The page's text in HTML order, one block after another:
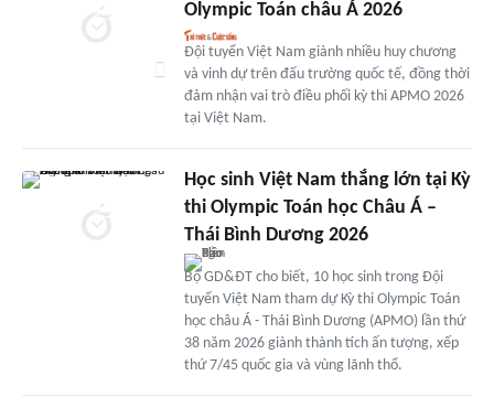
Olympic Toán châu Á 2026
Đội tuyển Việt Nam giành nhiều huy chương
và vinh dự trên đấu trường quốc tế, đồng thời
đảm nhận vai trò điều phối kỳ thi APMO 2026
tại Việt Nam.
Học sinh Việt Nam thắng lớn tại Kỳ
thi Olympic Toán học Châu Á –
Thái Bình Dương 2026
Bộ GD&ĐT cho biết, 10 học sinh trong Đội
tuyển Việt Nam tham dự Kỳ thi Olympic Toán
học châu Á - Thái Bình Dương (APMO) lần thứ
38 năm 2026 giành thành tích ấn tượng, xếp
thứ 7/45 quốc gia và vùng lãnh thổ.